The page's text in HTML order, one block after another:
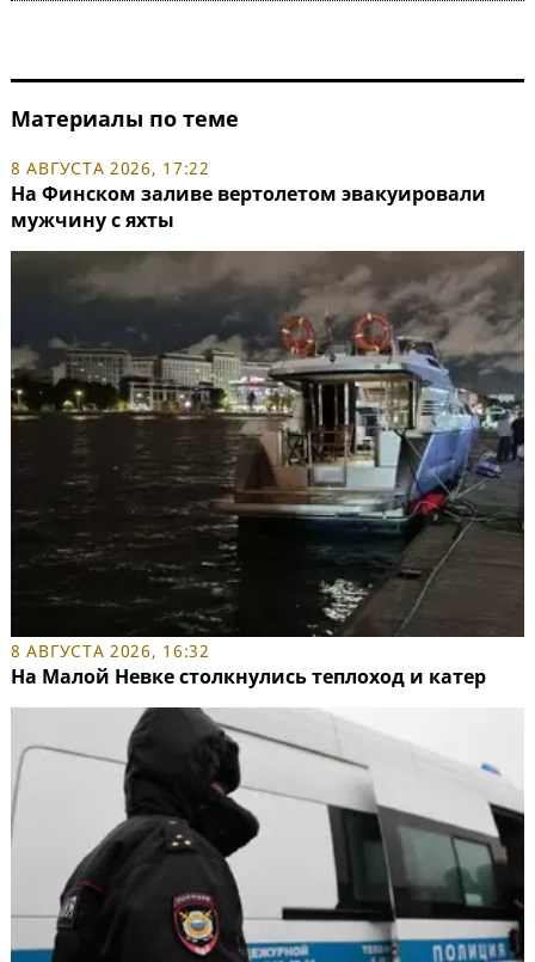
Материалы по теме
8 АВГУСТА 2026, 17:22
На Финском заливе вертолетом эвакуировали
мужчину с яхты
8 АВГУСТА 2026, 16:32
На Малой Невке столкнулись теплоход и катер